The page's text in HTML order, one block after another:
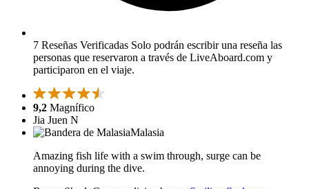
7 Reseñas Verificadas Solo podrán escribir una reseña las
personas que reservaron a través de LiveAboard.com y
participaron en el viaje.
9,2 Magnífico
Jia Juen N
Malasia
Amazing fish life with a swim through, surge can be
annoying during the dive.